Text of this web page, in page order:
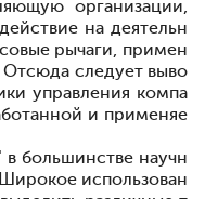
организации,
на деятельн
рычаги, примен
следует выво
управления компа
и применяе
большинстве научн
использован